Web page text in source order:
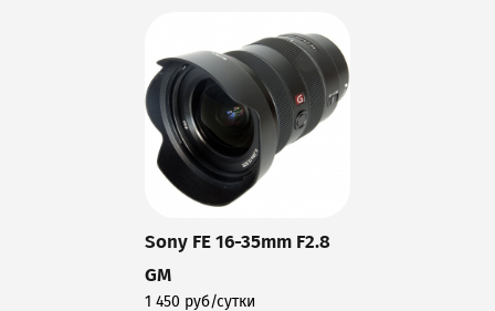
Sony FE 16-35mm F2.8
GM
1 450 руб/сутки